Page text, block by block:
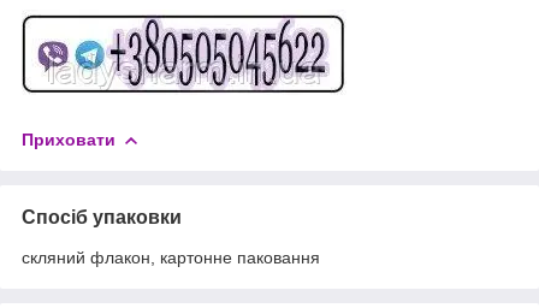
Приховати
Спосіб упаковки
скляний флакон, картонне паковання